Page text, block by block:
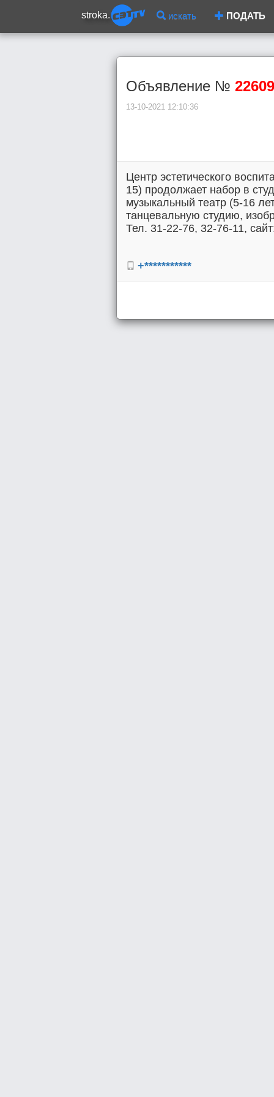
stroka. искать ПОДАТЬ
Объявление № 22609
13-10-2021 12:10:36
Центр эстетического
15) продолжает набор в
музыкальный театр (5-16
танцевальную студию,
Тел. 31-22-76, 32-76-11,
+***********